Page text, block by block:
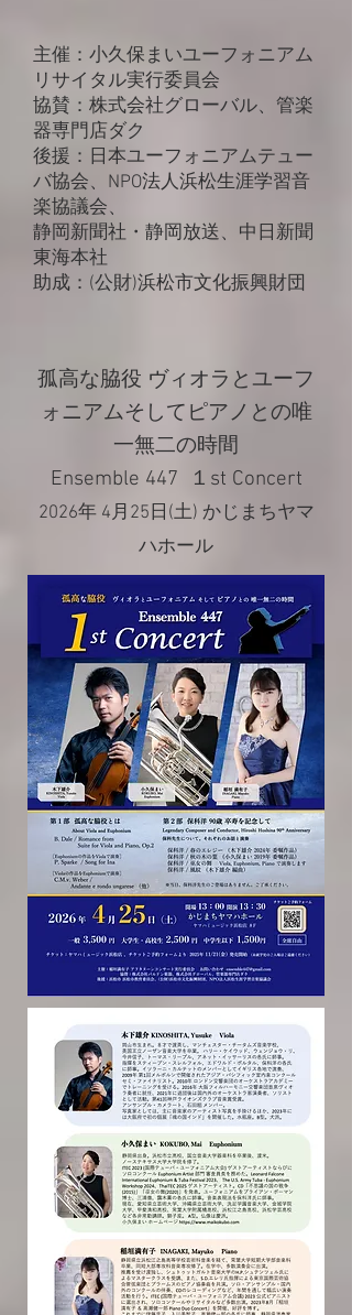
主催：小久保まいユーフォニアム
リサイタル実行委員会
協賛：株式会社グローバル、管楽
器専門店ダク
後援：日本ユーフォニアムテュー
バ協会、NPO法人浜松生涯学習音
楽協議会、
静岡新聞社・静岡放送、中日新聞
東海本社
助成：(公財)浜松市文化振興財団
孤高な脇役 ヴィオラとユーフ
ォニアムそしてピアノとの唯
一無二の時間
Ensemble 447 １st Concert
2026年 4月25日(土) かじまちヤマ
ハホール